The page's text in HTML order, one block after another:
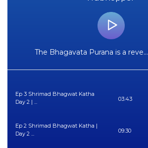
The Bhagavata Purana is a reve...
Ep 3 Shrimad Bhagwat Katha
Day 2 | ...
03:43
Ep 2 Shrimad Bhagwat Katha |
Day 2 ...
09:30